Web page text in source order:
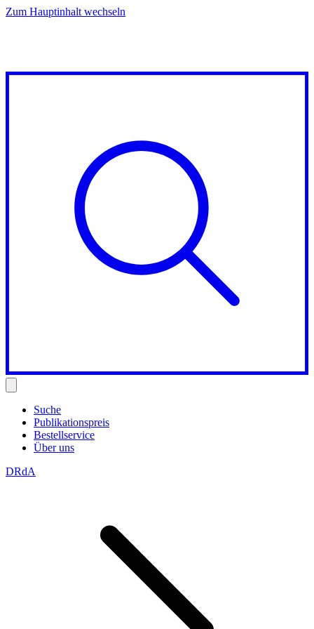
Zum Hauptinhalt wechseln
Suche
Publikationspreis
Bestellservice
Über uns
DRdA